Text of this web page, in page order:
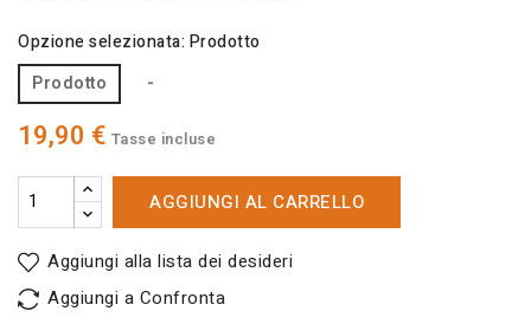
Opzione selezionata: Prodotto
Prodotto
-
19,90 € Tasse incluse
AGGIUNGI AL CARRELLO
Aggiungi alla lista dei desideri
Aggiungi a Confronta